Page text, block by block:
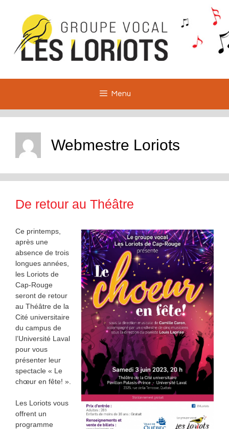
contenu
Menu
Webmestre Loriots
De retour au Théâtre
Ce printemps,
après une
absence de trois
longues années,
les Loriots de
Cap-Rouge
seront de retour
au Théâtre de la
Cité universitaire
du campus de
l’Université Laval
pour vous
présenter leur
spectacle « Le
chœur en fête! ».
Les Loriots vous
offrent un
programme